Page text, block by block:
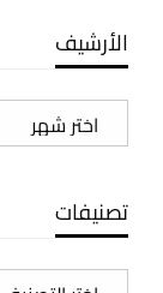
الأرشيف
الأرشيف
تصنيفات
تصنيفات